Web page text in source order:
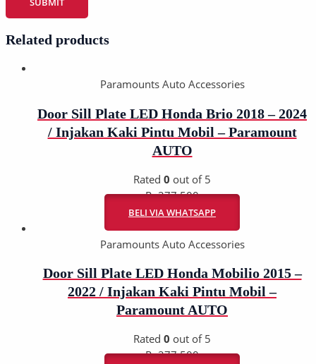
Related products
Paramounts Auto Accessories
Door Sill Plate LED Honda Brio 2018 – 2024
/ Injakan Kaki Pintu Mobil – Paramount
AUTO
Rated 0 out of 5
Rp277.500
BELI VIA WHATSAPP
Paramounts Auto Accessories
Door Sill Plate LED Honda Mobilio 2015 –
2022 / Injakan Kaki Pintu Mobil –
Paramount AUTO
Rated 0 out of 5
Rp277.500